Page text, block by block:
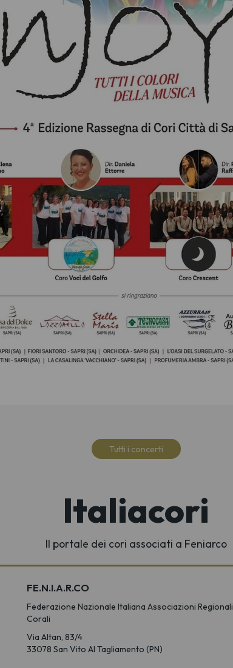
Tutti i concerti
Italiacori
Il portale dei cori associati a Feniarco
FE.N.I.A.R.CO
Federazione Nazionale Italiana Associazioni Regionali
Corali
Via Altan, 83/4
33078 San Vito Al Tagliamento (PN)